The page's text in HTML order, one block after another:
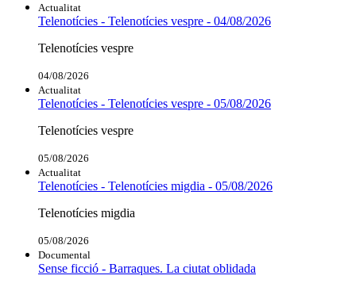
Actualitat
Telenotícies - Telenotícies vespre - 04/08/2026
Telenotícies vespre
04/08/2026
Actualitat
Telenotícies - Telenotícies vespre - 05/08/2026
Telenotícies vespre
05/08/2026
Actualitat
Telenotícies - Telenotícies migdia - 05/08/2026
Telenotícies migdia
05/08/2026
Documental
Sense ficció - Barraques. La ciutat oblidada